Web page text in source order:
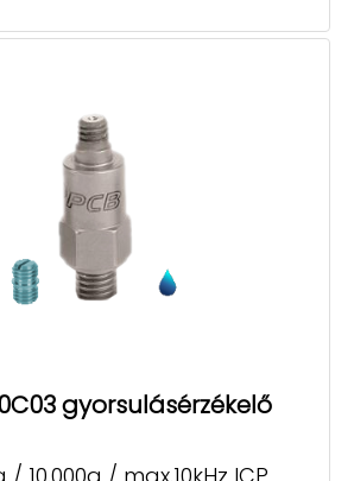
gyorsulásérzékelő